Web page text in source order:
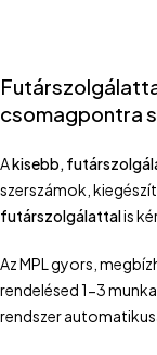
csomagpontra
Akisebb,
szerszámok,
futárszolgálattalis
Az MPL gyors,
rendelésed 1-3
rendszer